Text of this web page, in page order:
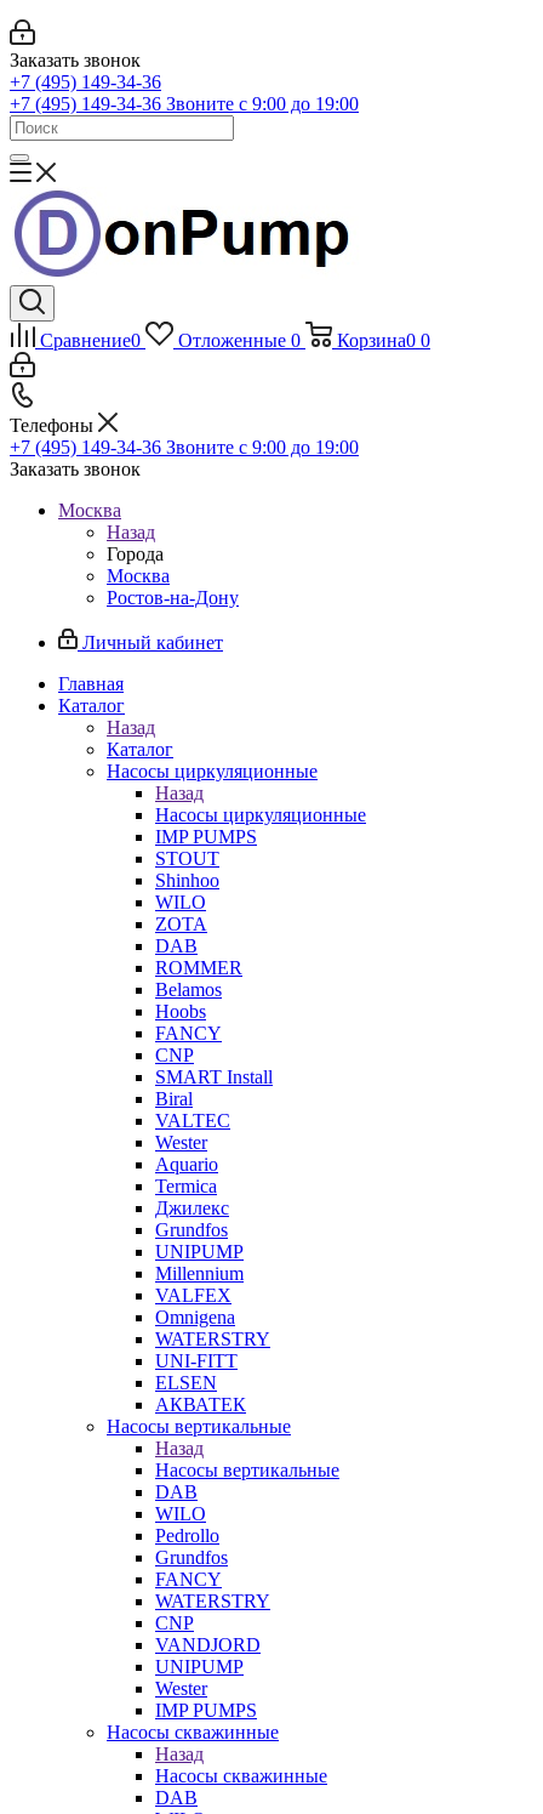
Заказать звонок
+7 (495) 149-34-36
+7 (495) 149-34-36 Звоните с 9:00 до 19:00
Сравнение0 Отложенные 0 Корзина0 0
Телефоны
+7 (495) 149-34-36 Звоните с 9:00 до 19:00
Заказать звонок
Москва
Назад
Города
Москва
Ростов-на-Дону
Личный кабинет
Главная
Каталог
Назад
Каталог
Насосы циркуляционные
Назад
Насосы циркуляционные
IMP PUMPS
STOUT
Shinhoo
WILO
ZOTA
DAB
ROMMER
Belamos
Hoobs
FANCY
CNP
SMART Install
Biral
VALTEC
Wester
Aquario
Termica
Джилекс
Grundfos
UNIPUMP
Millennium
VALFEX
Omnigena
WATERSTRY
UNI-FITT
ELSEN
АКВАТЕК
Насосы вертикальные
Назад
Насосы вертикальные
DAB
WILO
Pedrollo
Grundfos
FANCY
WATERSTRY
CNP
VANDJORD
UNIPUMP
Wester
IMP PUMPS
Насосы скважинные
Назад
Насосы скважинные
DAB